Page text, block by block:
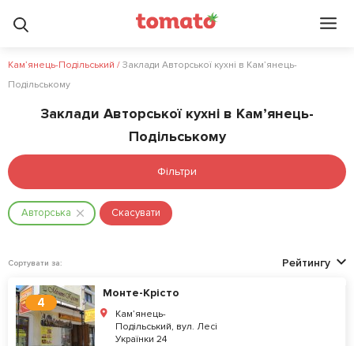
Кам’янець-Подільський / Заклади Авторської кухні в Кам’янець-
Подільському
Заклади Авторської кухні в Кам’янець-
Подільському
Фільтри
Авторська Скасувати
Сортувати за: Рейтингу
4
Монте-Крісто
Кам’янець-
Подільський, вул. Лесі
Українки 24